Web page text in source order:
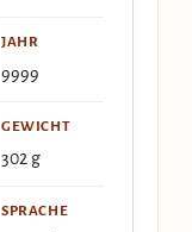
JAHR
9999
GEWICHT
302 g
SPRACHE